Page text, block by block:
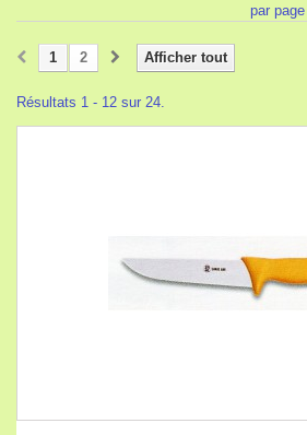
par page
Afficher tout
1 2
Résultats 1 - 12 sur 24.